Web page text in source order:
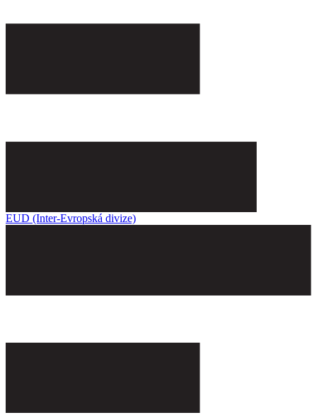
EUD (Inter-Evropská divize)